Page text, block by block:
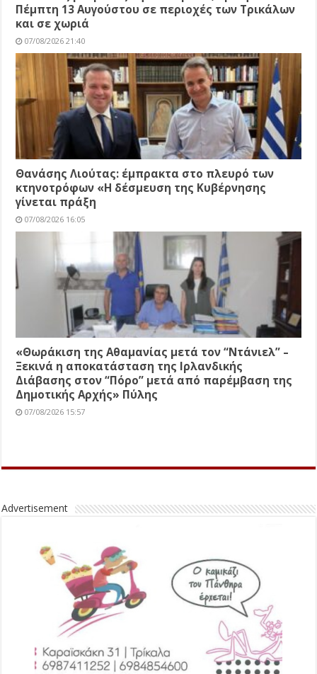
Πέμπτη 13 Αυγούστου σε περιοχές των Τρικάλων
και σε χωριά
07/08/2026 21:40
Θανάσης Λιούτας: έμπρακτα στο πλευρό των
κτηνοτρόφων «Η δέσμευση της Κυβέρνησης
γίνεται πράξη
07/08/2026 16:05
«Θωράκιση της Αθαμανίας μετά τον “Ντάνιελ” –
Ξεκινά η αποκατάσταση της Ιρλανδικής
Διάβασης στον “Πόρο” μετά από παρέμβαση της
Δημοτικής Αρχής» Πύλης
07/08/2026 15:57
Advertisement